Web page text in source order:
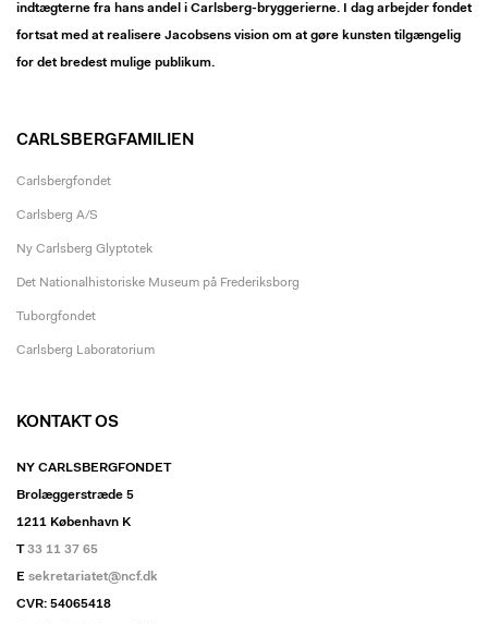
indtægterne fra hans andel i Carlsberg-bryggerierne. I dag arbejder fondet
fortsat med at realisere Jacobsens vision om at gøre kunsten tilgængelig
for det bredest mulige publikum.
CARLSBERGFAMILIEN
Carlsbergfondet
Carlsberg A/S
Ny Carlsberg Glyptotek
Det Nationalhistoriske Museum på Frederiksborg
Tuborgfondet
Carlsberg Laboratorium
KONTAKT OS
NY CARLSBERGFONDET
Brolæggerstræde 5
1211 København K
T 33 11 37 65
E sekretariatet@ncf.dk
CVR: 54065418